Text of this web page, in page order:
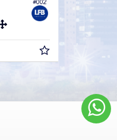
Apartamento
3
R$ 7.300.000